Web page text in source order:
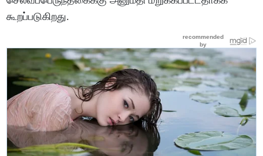
கூறப்படுகிறது.